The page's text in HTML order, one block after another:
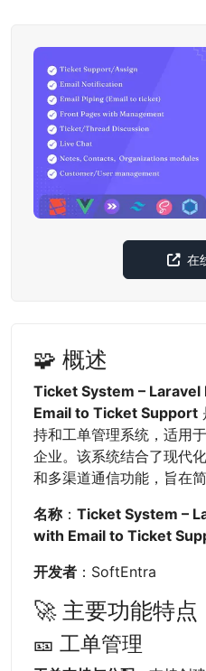
在
🧩 概述
Ticket System –
Email to Ticket Support
持和工单管理系统，适用
企业。该系统结合了现代
和多渠道通信功能，旨在
名称： Ticket System –
with Email to Ticket
开发者 ：SoftEntra
🚀 主要功能特点
🎫 工单管理